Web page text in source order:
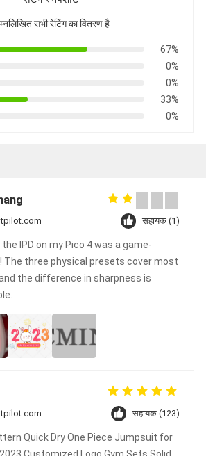
सभी रेटिंग का वितरण है
67%
0%
0%
33%
0%
सहायक (1)
IPD on my Pico 4 was a game-
The three physical presets cover most
the difference in sharpness is
सहायक (123)
Quick Dry One Piece Jumpsuit for